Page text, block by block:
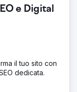
e Digital
il tuo sito con
dedicata.